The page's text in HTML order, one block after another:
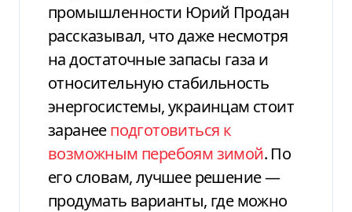
промышленности Юрий Продан
рассказывал, что даже несмотря
на достаточные запасы газа и
относительную стабильность
энергосистемы, украинцам стоит
заранееподготовиться к
возможным перебоям зимой. По
его словам, лучшее решение —
продумать варианты, где можно